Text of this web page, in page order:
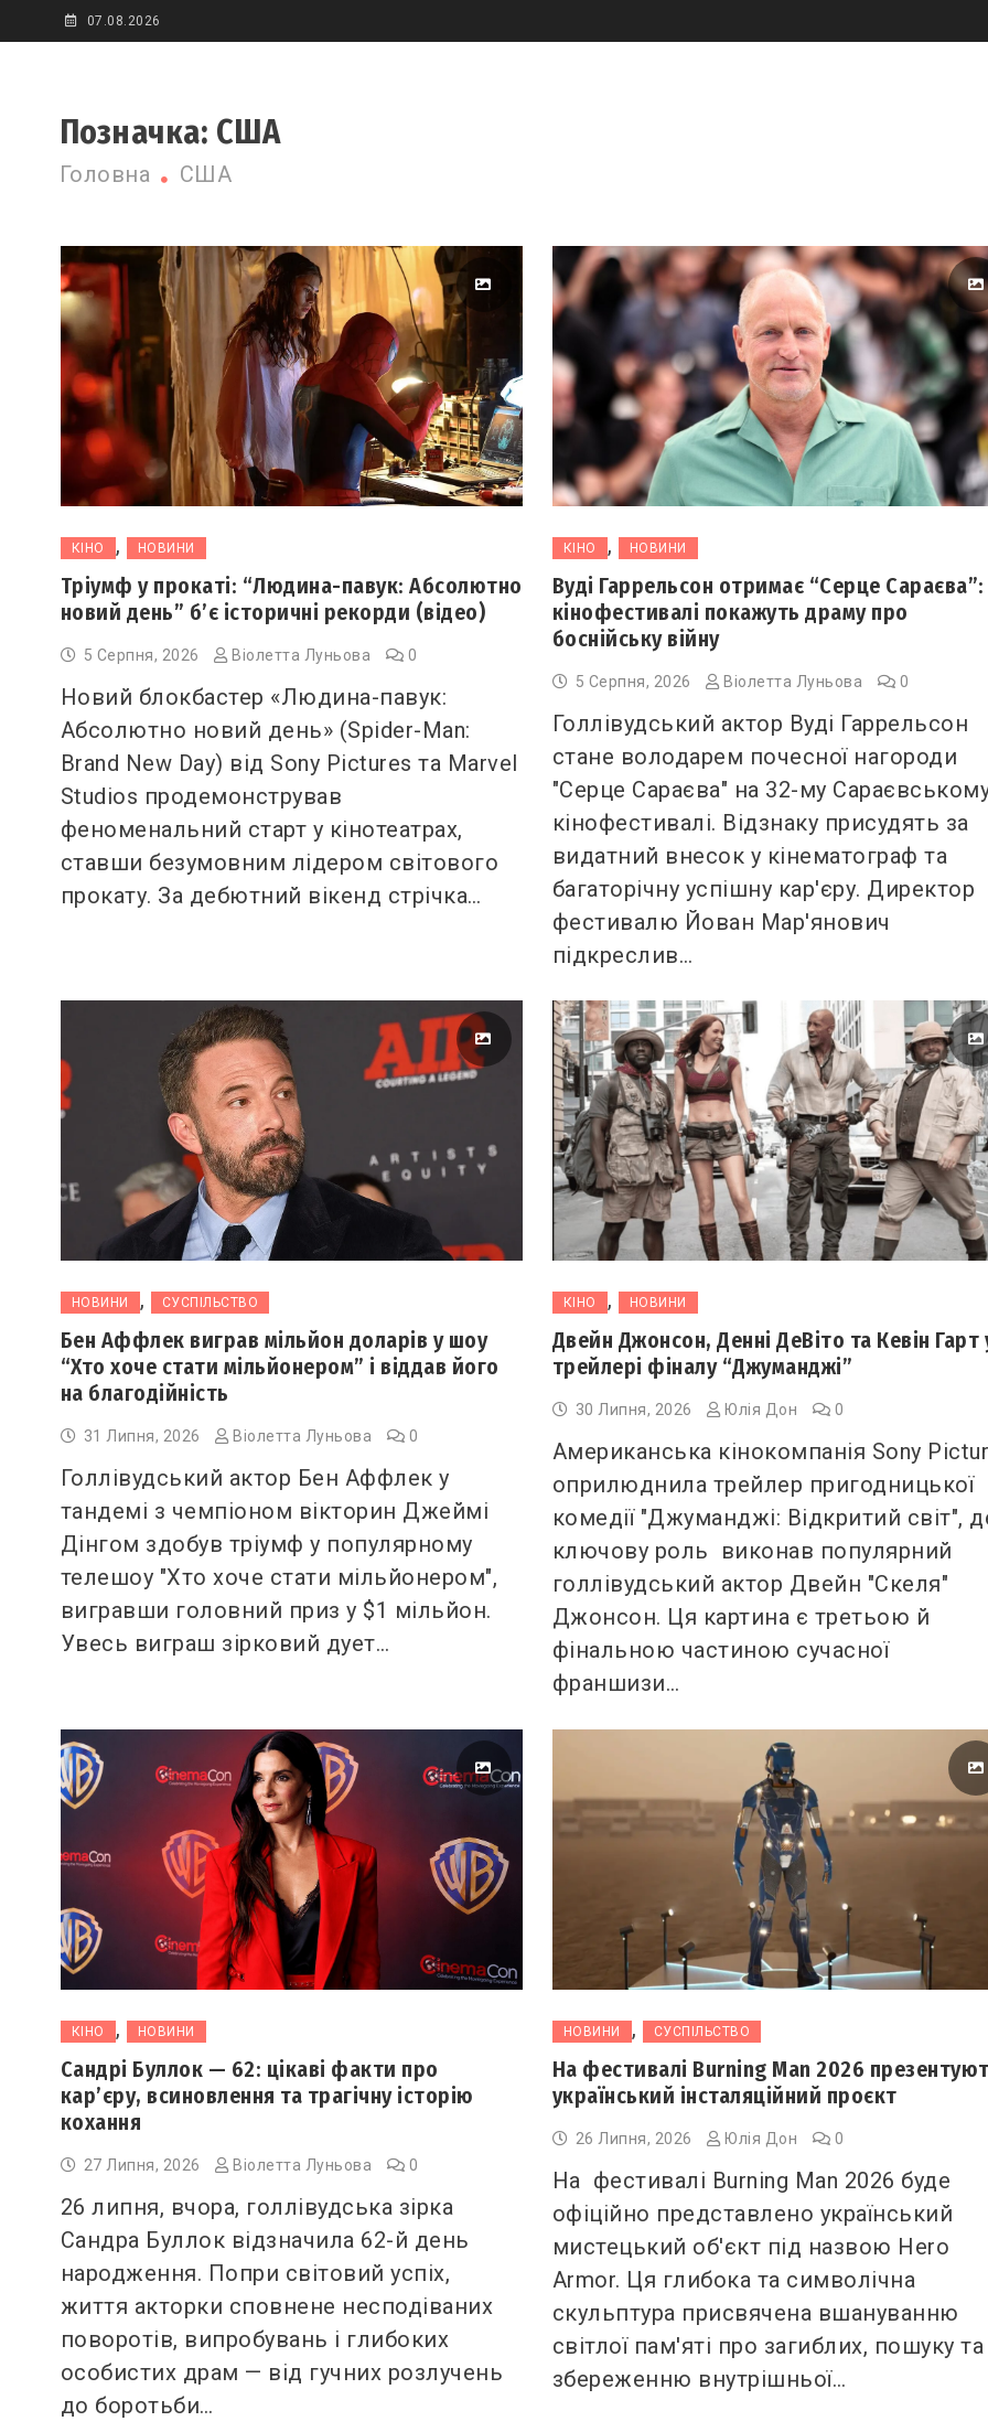
to
07.08.2026
Позначка: США
Головна США
КІНО , НОВИНИ
Тріумф у прокаті: “Людина-павук: Абсолютно
новий день” б’є історичні рекорди (відео)
5 Серпня, 2026 Віолетта Луньова 0
Новий блокбастер «Людина-павук:
Абсолютно новий день» (Spider-Man:
Brand New Day) від Sony Pictures та Marvel
Studios продемонстрував
феноменальний старт у кінотеатрах,
ставши безумовним лідером світового
прокату. За дебютний вікенд стрічка…
КІНО , НОВИНИ
Вуді Гаррельсон отримає “Серце
кінофестивалі покажуть драму про
боснійську війну
5 Серпня, 2026 Віолетта Луньова 0
Голлівудський актор Вуді Гаррельсон
стане володарем почесної нагороди
"Серце Сараєва" на 32-му
кінофестивалі. Відзнаку присудять за
видатний внесок у кінематограф та
багаторічну успішну кар'єру. Директор
фестивалю Йован Мар'янович
підкреслив…
НОВИНИ , СУСПІЛЬСТВО
Бен Аффлек виграв мільйон доларів у шоу
“Хто хоче стати мільйонером” і віддав його
на благодійність
31 Липня, 2026 Віолетта Луньова 0
Голлівудський актор Бен Аффлек у
тандемі з чемпіоном вікторин Джеймі
Дінгом здобув тріумф у популярному
телешоу "Хто хоче стати мільйонером",
вигравши головний приз у $1 мільйон.
Увесь виграш зірковий дует…
КІНО , НОВИНИ
Двейн Джонсон, Денні ДеВіто та Кевін Гарт
трейлері фіналу “Джуманджі”
30 Липня, 2026 Юлія Дон 0
Американська кінокомпанія Sony
оприлюднила трейлер пригодницької
комедії "Джуманджі: Відкритий світ",
ключову роль виконав популярний
голлівудський актор Двейн "Скеля"
Джонсон. Ця картина є третьою й
фінальною частиною сучасної
франшизи…
КІНО , НОВИНИ
Сандрі Буллок — 62: цікаві факти про
кар’єру, всиновлення та трагічну історію
кохання
27 Липня, 2026 Віолетта Луньова 0
26 липня, вчора, голлівудська зірка
Сандра Буллок відзначила 62-й день
народження. Попри світовий успіх,
життя акторки сповнене несподіваних
поворотів, випробувань і глибоких
особистих драм — від гучних розлучень
до боротьби…
НОВИНИ , СУСПІЛЬСТВО
На фестивалі Burning Man 2026
український інсталяційний проєкт
26 Липня, 2026 Юлія Дон 0
На фестивалі Burning Man 2026 буде
офіційно представлено український
мистецький об'єкт під назвою Hero
Armor. Ця глибока та символічна
скульптура присвячена вшануванню
світлої пам'яті про загиблих, пошуку та
збереженню внутрішньої…